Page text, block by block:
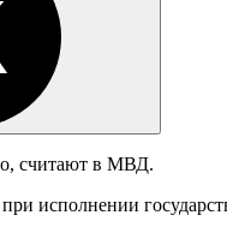
считают в МВД.
исполнении